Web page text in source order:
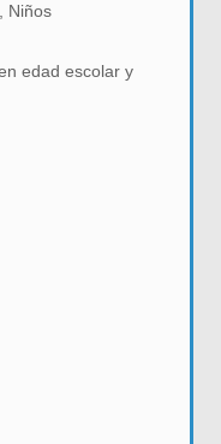
Niños
edad escolar y